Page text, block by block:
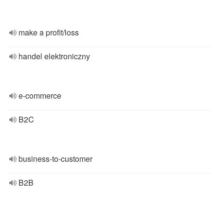
make a profit/loss
handel elektroniczny
e-commerce
B2C
business-to-customer
B2B